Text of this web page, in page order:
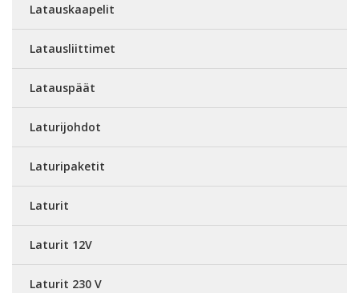
Latauskaapelit
Latausliittimet
Latauspäät
Laturijohdot
Laturipaketit
Laturit
Laturit 12V
Laturit 230 V